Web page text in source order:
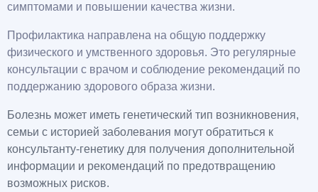
симптомами и повышении качества жизни.
Профилактика направлена на общую поддержку
физического и умственного здоровья. Это регулярные
консультации с врачом и соблюдение рекомендаций по
поддержанию здорового образа жизни.
Болезнь может иметь генетический тип возникновения,
семьи с историей заболевания могут обратиться к
консультанту-генетику для получения дополнительной
информации и рекомендаций по предотвращению
возможных рисков.